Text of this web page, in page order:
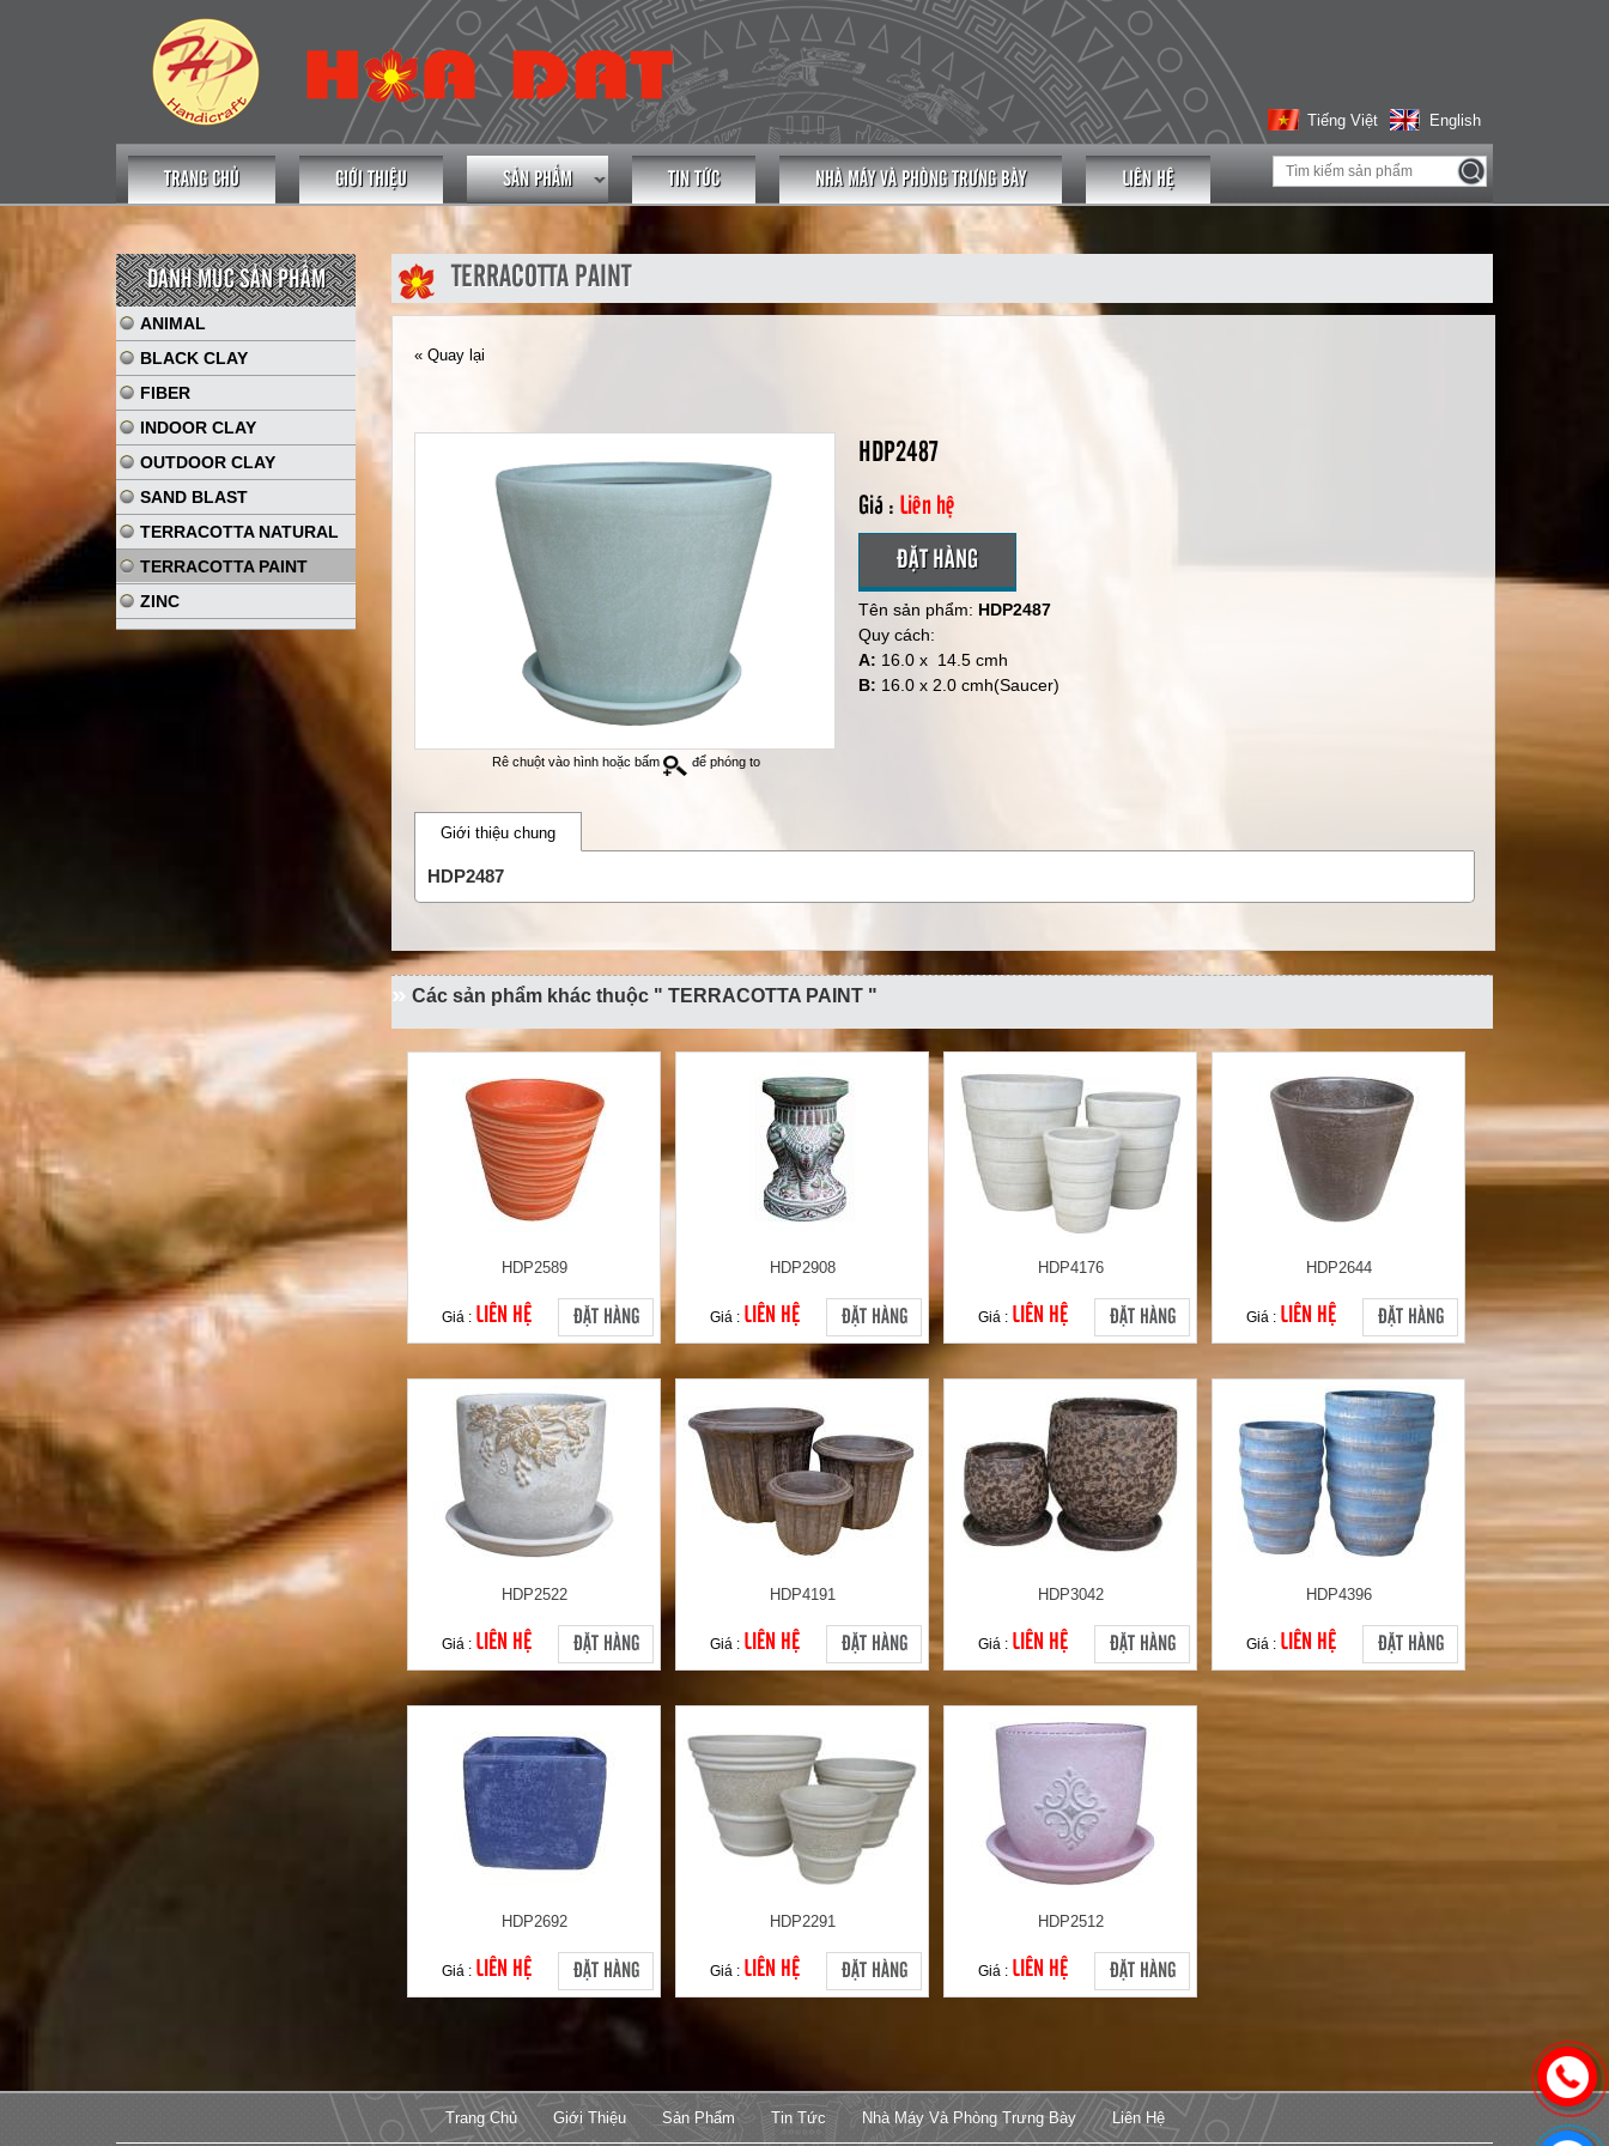
Tiếng Việt English
TRANG CHỦ GIỚI THIỆU SẢN PHẨM TIN TỨC NHÀ MÁY VÀ PHÒNG TRƯNG BÀY LIÊN HỆ
DANH MỤC SẢN PHẨM
ANIMAL
BLACK CLAY
FIBER
INDOOR CLAY
OUTDOOR CLAY
SAND BLAST
TERRACOTTA NATURAL
TERRACOTTA PAINT
ZINC
TERRACOTTA PAINT
« Quay lại
Rê chuột vào hình hoặc bấm để phóng to
HDP2487
Giá : Liên hệ
ĐẶT HÀNG
Tên sản phẩm: HDP2487
Quy cách:
A: 16.0 x 14.5 cmh
B: 16.0 x 2.0 cmh(Saucer)
Giới thiệu chung
HDP2487
Các sản phẩm khác thuộc " TERRACOTTA PAINT "
HDP2589
Giá : LIÊN HỆ ĐẶT HÀNG
HDP2908
Giá : LIÊN HỆ ĐẶT HÀNG
HDP4176
Giá : LIÊN HỆ ĐẶT HÀNG
HDP2644
Giá : LIÊN HỆ ĐẶT HÀNG
HDP2522
Giá : LIÊN HỆ ĐẶT HÀNG
HDP4191
Giá : LIÊN HỆ ĐẶT HÀNG
HDP3042
Giá : LIÊN HỆ ĐẶT HÀNG
HDP4396
Giá : LIÊN HỆ ĐẶT HÀNG
HDP2692
Giá : LIÊN HỆ ĐẶT HÀNG
HDP2291
Giá : LIÊN HỆ ĐẶT HÀNG
HDP2512
Giá : LIÊN HỆ ĐẶT HÀNG
Trang Chủ Giới Thiệu Sản Phẩm Tin Tức Nhà Máy Và Phòng Trưng Bày Liên Hệ